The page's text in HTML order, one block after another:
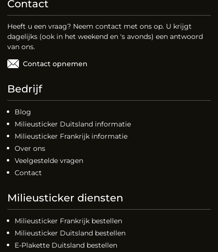
Contact
Heeft u een vraag? Neem contact met ons op. U krijgt
dagelijks (ook in het weekend en 's avonds) een antwoord
van ons.
Contact opnemen
Bedrijf
Blog
Milieusticker Duitsland informatie
Milieusticker Frankrijk informatie
Over ons
Veelgestelde vragen
Contact
Milieusticker diensten
Milieusticker Frankrijk bestellen
Milieusticker Duitsland bestellen
E-Plakette Duitsland bestellen